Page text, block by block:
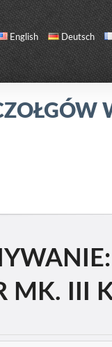
English Deutsch
MK. III